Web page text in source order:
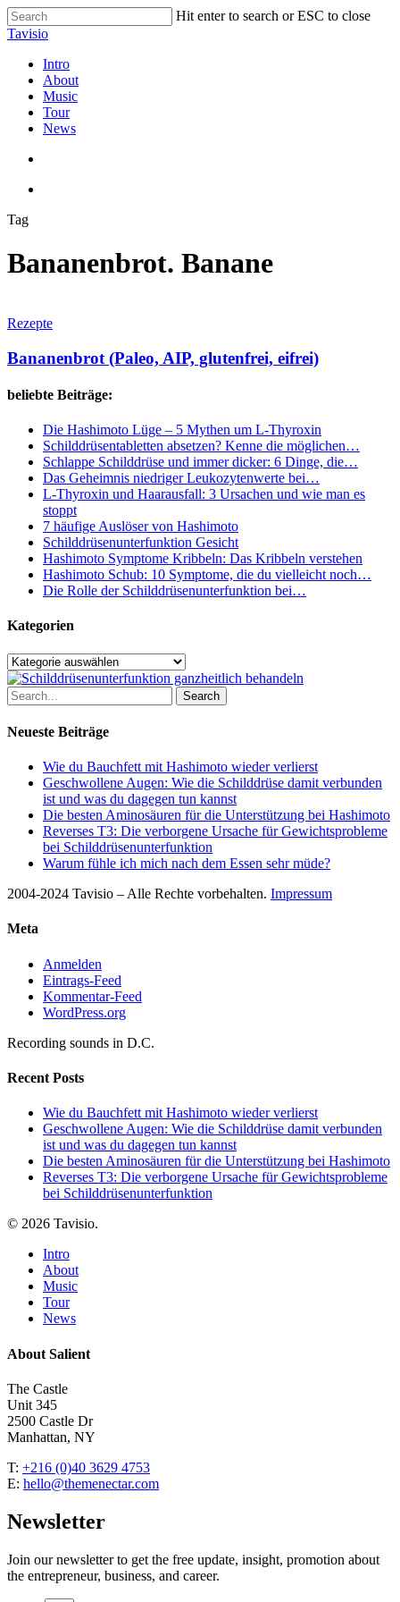
Skip
to
content
Hit enter to search or ESC to close
Close
Tavisio
search
Menu
Intro
About
Music
Tour
News
Tag
Bananenbrot. Banane
(Paleo,
glutenfrei,
eifrei)
Rezepte
Bananenbrot (Paleo, AIP, glutenfrei, eifrei)
beliebte Beiträge:
Die Hashimoto Lüge – 5 Mythen um L-Thyroxin
Schilddrüsentabletten absetzen? Kenne die möglichen…
Schlappe Schilddrüse und immer dicker: 6 Dinge, die…
Das Geheimnis niedriger Leukozytenwerte bei…
L-Thyroxin und Haarausfall: 3 Ursachen und wie man es
stoppt
7 häufige Auslöser von Hashimoto
Schilddrüsenunterfunktion Gesicht
Hashimoto Symptome Kribbeln: Das Kribbeln verstehen
Hashimoto Schub: 10 Symptome, die du vielleicht noch…
Die Rolle der Schilddrüsenunterfunktion bei…
Kategorien
Kategorien
Search
Neueste Beiträge
Wie du Bauchfett mit Hashimoto wieder verlierst
Geschwollene Augen: Wie die Schilddrüse damit verbunden
ist und was du dagegen tun kannst
Die besten Aminosäuren für die Unterstützung bei Hashimoto
Reverses T3: Die verborgene Ursache für Gewichtsprobleme
bei Schilddrüsenunterfunktion
Warum fühle ich mich nach dem Essen sehr müde?
2004-2024 Tavisio – Alle Rechte vorbehalten. Impressum
Meta
Anmelden
Eintrags-Feed
Kommentar-Feed
WordPress.org
Recording sounds in D.C.
Recent Posts
Wie du Bauchfett mit Hashimoto wieder verlierst
Geschwollene Augen: Wie die Schilddrüse damit verbunden
ist und was du dagegen tun kannst
Die besten Aminosäuren für die Unterstützung bei Hashimoto
Reverses T3: Die verborgene Ursache für Gewichtsprobleme
bei Schilddrüsenunterfunktion
© 2026 Tavisio.
Close
Menu
Intro
About
Music
Tour
News
About Salient
The Castle
Unit 345
2500 Castle Dr
Manhattan, NY
T: +216 (0)40 3629 4753
E: hello@themenectar.com
Newsletter
Join our newsletter to get the free update, insight, promotion about
the entrepreneur, business, and career.